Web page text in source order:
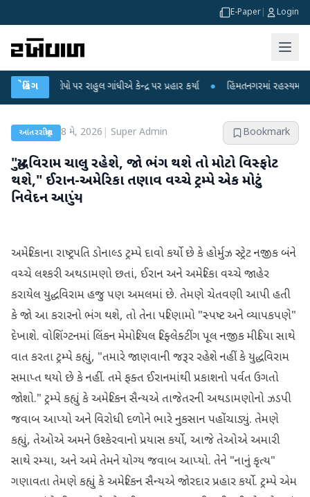
E-Paper Login
બ્રેકિંગ
પર રાહુલ ગાંધીએ કેન્દ્ર પર પ્રહાર કર્યા ● હિંમતનગરમાં રહસ્યમય વાયરસ કે
આંતરરાષ્ટ્રીય 8 મે, 2026 Super Admin Bookmark
"યુદ્ધવિરામ ચાલુ રહેશે, જો ભંગ થશે તો મોટો વિસ્ફોટ
થશે," ઈરાન-અમેરિકા તણાવ વચ્ચે ટ્રમ્પે એક મોટું
નિવેદન આપ્યું
અમેરિકાના રાષ્ટ્રપતિ ડોનાલ્ડ ટ્રમ્પે દાવો કર્યો છે કે હોર્મુઝ સ્ટ્રેટ નજીક બંને
વચ્ચે લશ્કરી અથડામણો છતાં, ઈરાન અને અમેરિકા વચ્ચે જાહેર
કરાયેલ યુદ્ધવિરામ હજુ પણ અમલમાં છે. તેમણે ચેતવણી આપી હતી
કે જો આ કરારનો ભંગ થશે, તો તેના પરિણામો "સ્પષ્ટ અને વ્યાપકપણે"
દેખાશે. વોશિંગ્ટનમાં લિંકન મેમોરિયલ રિફ્લેક્ટીંગ પૂલ નજીક મીડિયા સાથે
વાત કરતા ટ્રમ્પે કહ્યું, "તમારે જાણવાની જરૂર રહેશે નહીં કે યુદ્ધવિરામ
સમાપ્ત થયો છે કે નહીં. તમે ફક્ત ઈરાનમાંથી પ્રકાશનો પર્વત ઉગતો
જોશો." ટ્રમ્પે કહ્યું કે અમેરિકન સૈન્યએ તાજેતરની અથડામણોનો ઝડપી
જવાબ આપ્યો અને વિરોધી દળોને ભારે નુકસાન પહોંચાડ્યું. તેમણે
કહ્યું, તેઓએ અમને ઉશ્કેરવાનો પ્રયાસ કર્યો, આજે તેઓએ અમારી
સાથે રમ્યા, અને અમે તેમને યોગ્ય જવાબ આપ્યો. તેને "નાનું કૃત્ય"
ગણાવતા તેમણે કહ્યું કે અમેરિકન સૈન્યએ જોરદાર પ્રહાર કર્યો. ટ્રમ્પે એમ